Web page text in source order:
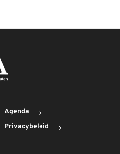
Agenda
Privacybeleid